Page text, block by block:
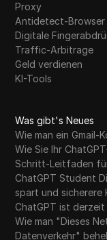
Proxy
Antidetect-Browser
Digitale
Traffic-Arbitrage
Geld verdienen
KI-Tools
Was gibt's Neues
Wie man ein Gmail-
Wie Sie Ihr
Schritt-Leitfaden
ChatGPT Student
spart und sicherere
ChatGPT ist
Wie man "Dieses
Datenverkehr"